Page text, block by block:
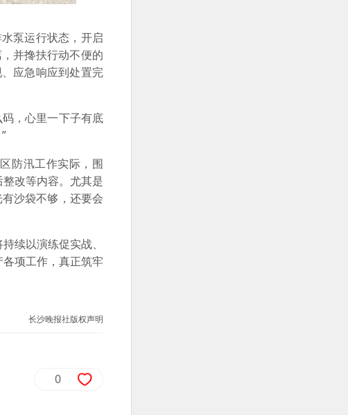
泵运行状态，开启
并搀扶行动不便的
应急响应到处置完
，心里一下子有底
防汛工作实际，围
改等内容。尤其是
沙袋不够，还要会
续以演练促实战、
项工作，真正筑牢
长沙晚报社版权声明
0